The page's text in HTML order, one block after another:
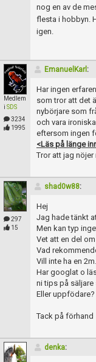
nog en av de
flesta i hobbyn.
igen.
Medlem
i SDS
3234
1995
EmanuelKarl :
Har ingen
som tror att det
nybörjare som
och vara
eftersom ingen
<Läs på länge
Tror att jag nöjer
297
15
shad0w88:
Hej
Jag hade tänkt
Men kan typ
Vet att en del
Vad
Vill inte ha en 2m.
Har googlat o
ni tips på säljare
Eller uppfödare?
Tack på förhand
denka: